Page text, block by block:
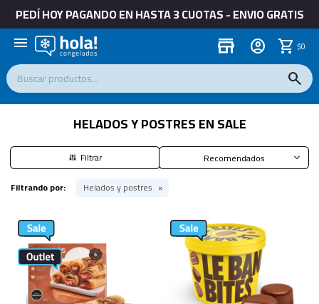
PEDÍ HOY PAGANDO EN HASTA 3 CUOTAS - ENVIO GRATIS
menu store $0
HELADOS Y POSTRES EN SALE
Recomendados
Filtrando por:
Helados y postres